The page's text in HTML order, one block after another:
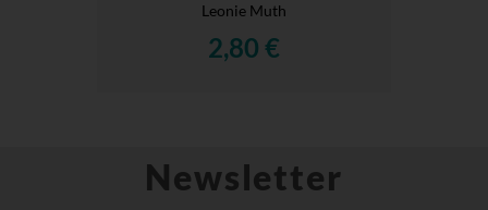
Leonie Muth
2,80 €
Newsletter